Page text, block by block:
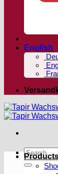
English
Search
for: